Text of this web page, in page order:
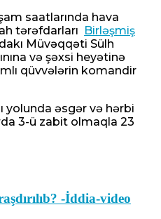
saatlarında hava
tərəfdarları Birləşmiş
Müvəqqəti Sülh
və şəxsi heyətinə
qüvvələrin komandir
yolunda əsgər və hərbi
3-ü zabit olmaqla 23
-İddia-video